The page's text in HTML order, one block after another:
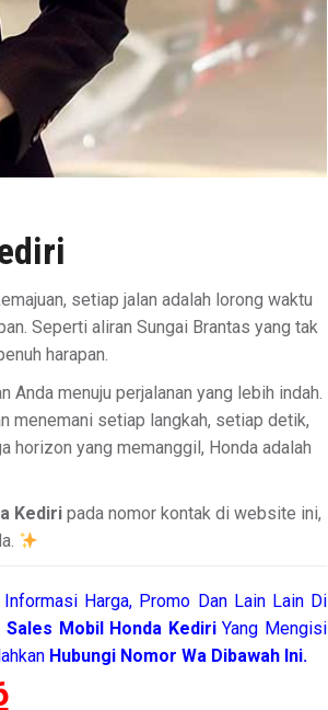
setiap jalan adalah lorong waktu
Seperti aliran Sungai Brantas yang tak
harapan.
Anda menuju perjalanan yang lebih indah.
menemani setiap langkah, setiap detik,
horizon yang memanggil, Honda adalah
Kediri pada nomor kontak di website ini,
Harga, Promo Dan Lain Lain Di
Sales Mobil Honda KediriYang Mengisi
Hubungi Nomor Wa Dibawah Ini.